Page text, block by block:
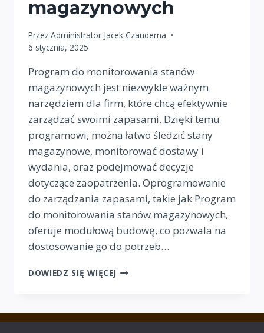
magazynowych
Przez Administrator Jacek Czauderna
6 stycznia, 2025
Program do monitorowania stanów
magazynowych jest niezwykle ważnym
narzędziem dla firm, które chcą efektywnie
zarządzać swoimi zapasami. Dzięki temu
programowi, można łatwo śledzić stany
magazynowe, monitorować dostawy i
wydania, oraz podejmować decyzje
dotyczące zaopatrzenia. Oprogramowanie
do zarządzania zapasami, takie jak Program
do monitorowania stanów magazynowych,
oferuje modułową budowę, co pozwala na
dostosowanie go do potrzeb…
DOWIEDZ SIĘ WIĘCEJ PROGRAM
MAGAZYNOWYCH